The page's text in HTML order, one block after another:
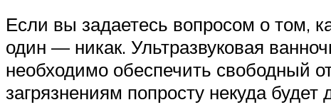
Если вы задаетесь вопросом о том,
один — никак. Ультразвуковая
необходимо обеспечить свободный
загрязнениям попросту некуда